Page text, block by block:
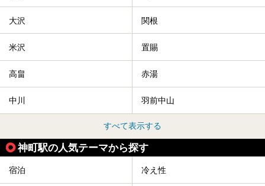
人気漫画「３月のライオン」の中でもこの人間将棋のシーン
りに、思わず吹き出してしまった読者もいることでしょう。
われます。また、23日は「天童百面指し」が行われ、人間
とができます。
天童市には温泉も多数あるので、桜と人間将棋を見た後はゆ
っくり温泉に浸かってはいかがでしょうか。
今回は山形県天童市のおすすめ温泉をご紹介します！
大沢 関根
米沢 置賜
高畠 赤湯
中川 羽前中山
すべて表示する
神町駅の人気テーマから探す
宿泊 冷え性